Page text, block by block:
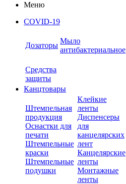
Меню
COVID-19
Дозаторы
Мыло
антибактериальное
Средства
защиты
Канцтовары
Штемпельная
продукция
Оснастки для
печати
Штемпельные
краски
Штемпельные
подушки
Клейкие
ленты
Диспенсеры
для
канцелярских
лент
Канцелярские
ленты
Монтажные
ленты